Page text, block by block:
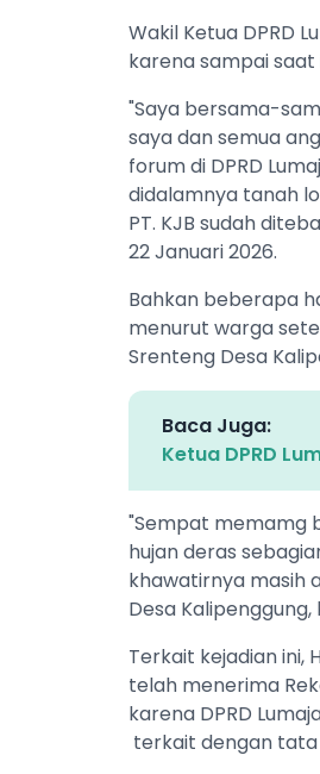
Wakil Ketua DPRD
karena sampai saat
"Saya bersama-
saya dan semua
forum di DPRD
didalamnya tanah
PT. KJB sudah
22 Januari 2026.
Bahkan beberapa
menurut warga
Srenteng Desa
Baca Juga:
Ketua DPRD
"Sempat memamg
hujan deras
khawatirnya masih
Desa
Terkait kejadian ini,
telah menerima
karena DPRD
terkait dengan tata